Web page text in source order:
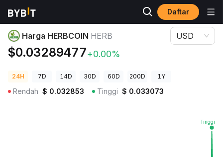
Daftar
Harga Kripto
Harga HERBCOIN HERB
$0.03289477+0.00%
USD
24H 7D 14D 30D 60D 200D 1Y
Rendah $ 0.032853 Tinggi $ 0.033073